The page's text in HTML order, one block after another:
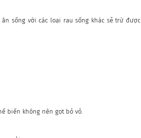
sống với các loại rau sống khác sẽ trừ được
biến không nên gọt bỏ vỏ.